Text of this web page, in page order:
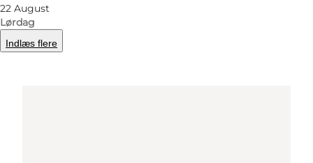
22 August
Lørdag
Indlæs flere